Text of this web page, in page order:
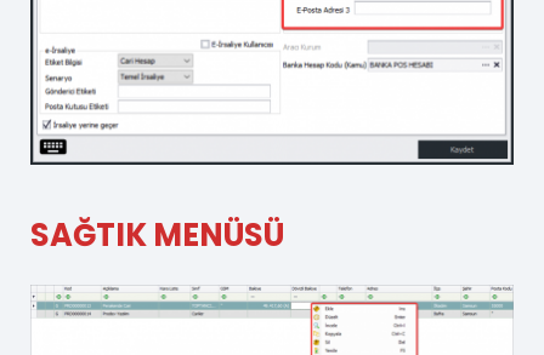
SAĞTIK MENÜSÜ